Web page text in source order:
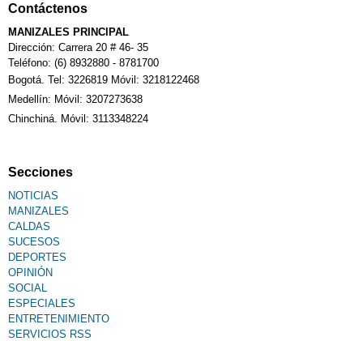
Calendario Tributario
Sudoku
Contáctenos
MANIZALES PRINCIPAL
Dirección: Carrera 20 # 46- 35
Teléfono: (6) 8932880 - 8781700
Bogotá. Tel: 3226819 Móvil: 3218122468
Medellín: Móvil: 3207273638
Chinchiná. Móvil: 3113348224
Secciones
NOTICIAS
MANIZALES
CALDAS
SUCESOS
DEPORTES
OPINIÓN
SOCIAL
ESPECIALES
ENTRETENIMIENTO
SERVICIOS RSS